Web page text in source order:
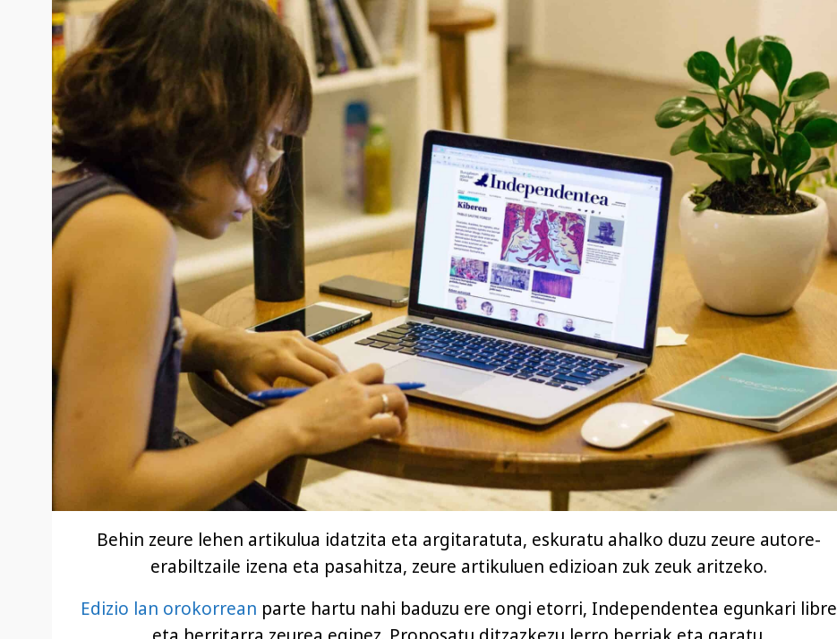
Behin zeure lehen artikulua idatzita eta argitaratuta, eskuratu ahalko duzu zeure autore-
erabiltzaile izena eta pasahitza, zeure artikuluen edizioan zuk zeuk aritzeko.
Edizio lan orokorrean parte hartu nahi baduzu ere ongi etorri, Independentea egunkari libre